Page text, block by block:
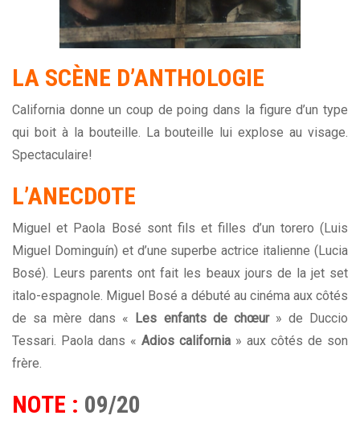
LA SCÈNE D’ANTHOLOGIE
California donne un coup de poing dans la figure d’un type
qui boit à la bouteille. La bouteille lui explose au visage.
Spectaculaire!
L’ANECDOTE
Miguel et Paola Bosé sont fils et filles d’un torero (Luis
Miguel Dominguín) et d’une superbe actrice italienne (Lucia
Bosé). Leurs parents ont fait les beaux jours de la jet set
italo-espagnole. Miguel Bosé a débuté au cinéma aux côtés
de sa mère dans «
Les enfants de chœur» de Duccio
Tessari. Paola dans « Adios california » aux côtés de son
frère.
NOTE : 09/20